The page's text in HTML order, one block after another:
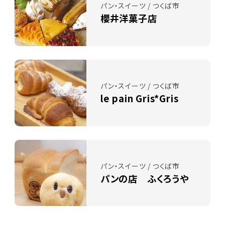
パン・スイーツ / つくば市
櫻井洋菓子店
パン・スイーツ / つくば市
le pain Gris*Gris
パン・スイーツ / つくば市
パンの店 ふくろうや